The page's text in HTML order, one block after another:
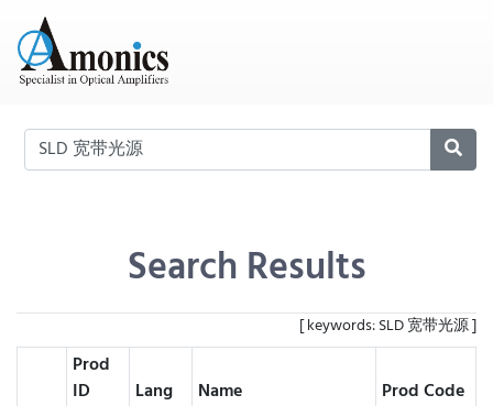
Search Results
[ keywords: SLD 宽带光源 ]
Prod
ID
Lang Name
Prod Code